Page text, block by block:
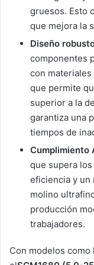
gruesos. Esto
que mejora la
Diseño
componentes
con
que permite
superior a la
garantiza una
tiempos de
Cumplimiento
que supera
eficiencia y un
molino
producción
trabajadores.
Con modelos como